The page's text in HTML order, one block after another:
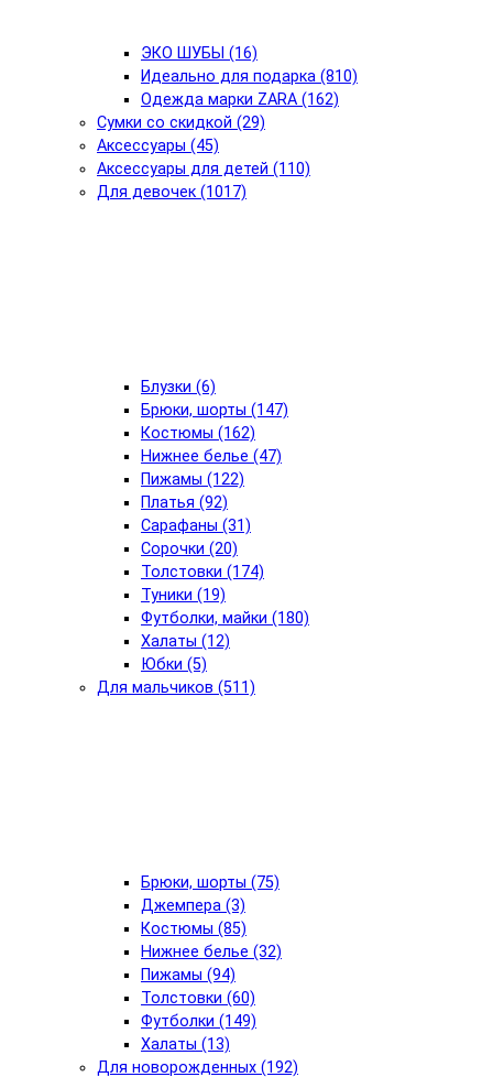
ЭКО ШУБЫ (16)
Идеально для подарка (810)
Одежда марки ZARA (162)
Сумки со скидкой (29)
Аксессуары (45)
Аксессуары для детей (110)
Для девочек (1017)
Блузки (6)
Брюки, шорты (147)
Костюмы (162)
Нижнее белье (47)
Пижамы (122)
Платья (92)
Сарафаны (31)
Сорочки (20)
Толстовки (174)
Туники (19)
Футболки, майки (180)
Халаты (12)
Юбки (5)
Для мальчиков (511)
Брюки, шорты (75)
Джемпера (3)
Костюмы (85)
Нижнее белье (32)
Пижамы (94)
Толстовки (60)
Футболки (149)
Халаты (13)
Для новорожденных (192)